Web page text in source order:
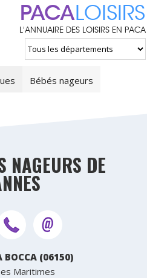
PACALOISIRS
L'ANNUAIRE DES LOISIRS EN PACA
Bébés nageurs
NAGEURS DE
BOCCA (06150)
Maritimes